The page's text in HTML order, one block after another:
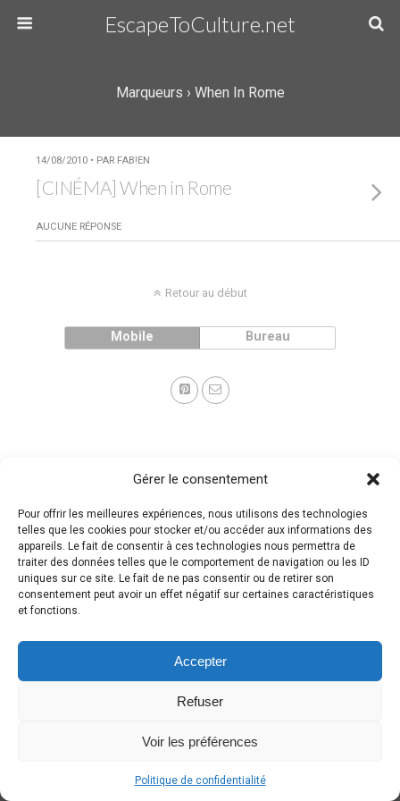
Gérer le consentement
Pour offrir les meilleures expériences, nous utilisons des technologies
telles que les cookies pour stocker et/ou accéder aux informations des
appareils. Le fait de consentir à ces technologies nous permettra de
traiter des données telles que le comportement de navigation ou les ID
uniques sur ce site. Le fait de ne pas consentir ou de retirer son
consentement peut avoir un effet négatif sur certaines caractéristiques
et fonctions.
Accepter
Refuser
Voir les préférences
Politique de confidentialité
EscapeToCulture.net
Marqueurs › When In Rome
14/08/2010 • PAR FAB!EN
[CINÉMA] When in Rome
AUCUNE RÉPONSE
Retour au début
Mobile Bureau